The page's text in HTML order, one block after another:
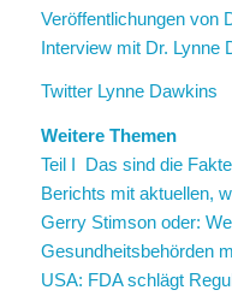
Veröffentlichungen von
Interview mit Dr. Lynne
Twitter Lynne Dawkins
Weitere Themen
Teil I Das sind die
Berichts mit aktuellen,
Gerry Stimson oder:
Gesundheitsbehörden
USA: FDA schlägt